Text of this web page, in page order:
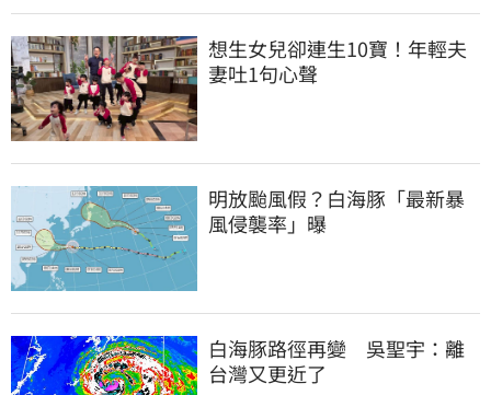
想生女兒卻連生10寶！年輕夫
妻吐1句心聲
明放颱風假？白海豚「最新暴
風侵襲率」曝
白海豚路徑再變　吳聖宇：離
台灣又更近了